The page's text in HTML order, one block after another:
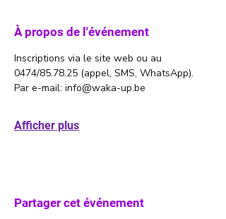
À propos de l'événement
Inscriptions via le site web ou au
0474/85.78.25 (appel, SMS, WhatsApp).
Par e-mail: info@waka-up.be
Afficher plus
Partager cet événement